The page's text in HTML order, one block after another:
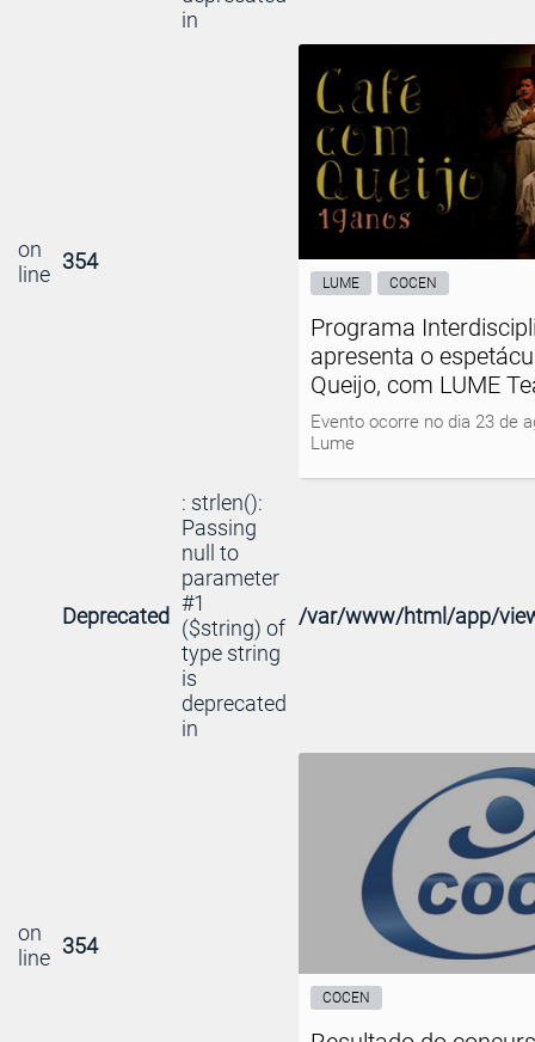
in
on
line 354
LUME COCEN
Programa
apresenta o
Queijo, com LUME
Evento ocorre no dia 23 de
Lume
Deprecated
: strlen():
Passing
null to
parameter
#1
($string) of
type string
is
deprecated
in
/var/www/html/app/
on
line 354
COCEN